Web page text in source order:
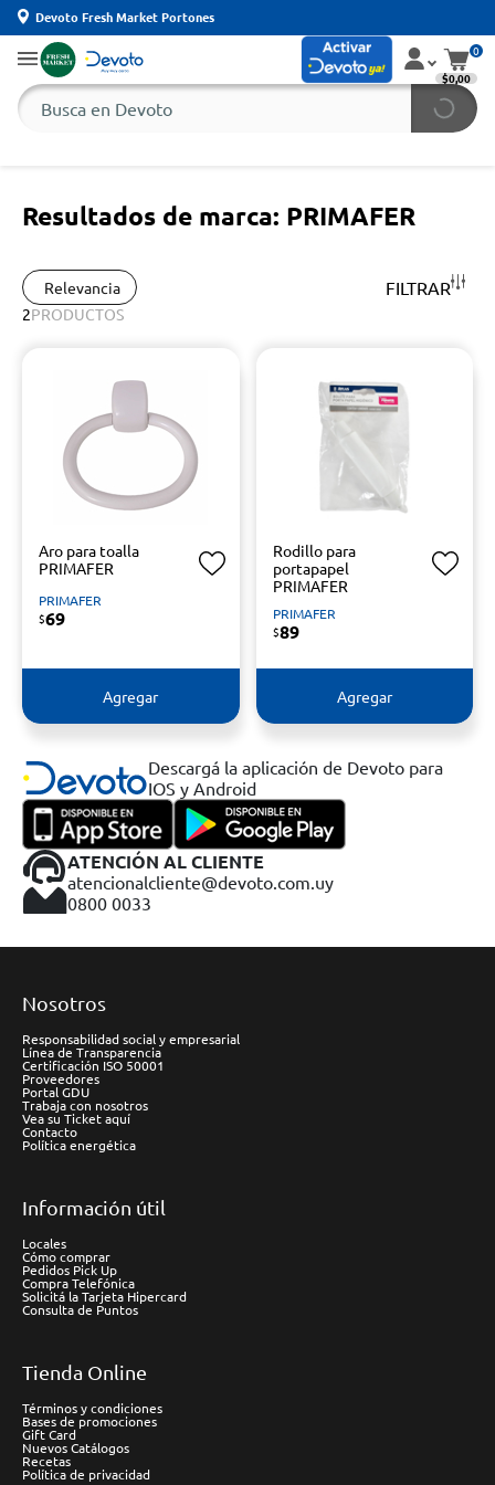
Devoto Fresh Market Portones
0
$0,00
Resultados de marca: PRIMAFER
Relevancia FILTRAR
2PRODUCTOS
Aro para toalla
PRIMAFER
PRIMAFER
$69
Agregar
Rodillo para
portapapel
PRIMAFER
PRIMAFER
$89
Agregar
Descargá la aplicación de Devoto para
IOS y Android
ATENCIÓN AL CLIENTE
atencionalcliente@devoto.com.uy
0800 0033
Nosotros
Responsabilidad social y empresarial
Línea de Transparencia
Certificación ISO 50001
Proveedores
Portal GDU
Trabaja con nosotros
Vea su Ticket aquí
Contacto
Política energética
Información útil
Locales
Cómo comprar
Pedidos Pick Up
Compra Telefónica
Solicitá la Tarjeta Hipercard
Consulta de Puntos
Tienda Online
Términos y condiciones
Bases de promociones
Gift Card
Nuevos Catálogos
Recetas
Política de privacidad